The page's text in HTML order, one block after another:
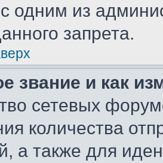
с одним из
запрета.
звание и как
сетевых
количества
а также для